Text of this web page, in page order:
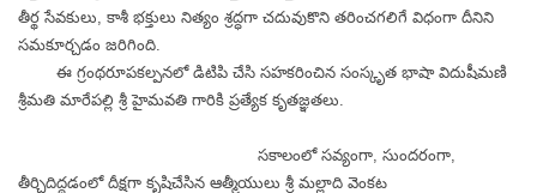
తీర్థ సేవకులు, కాశీ భక్తులు నిత్యం శ్రద్ధగా చదువుకొని తరించగలిగే విధంగా దీనిని
సమకూర్చడం జరిగింది.
ఈ గ్రంథరూపకల్పనలో డిటిపి చేసి సహకరించిన సంస్కృత భాషా విదుషీమణి
శ్రీమతి మారేపల్లి శ్రీ హైమవతి గారికి ప్రత్యేక కృతజ్ఞతలు.
సకాలంలో సవ్యంగా, సుందరంగా,
తీర్చిదిద్దడంలో దీక్షగా కృషిచేసిన ఆత్మీయులు శ్రీ మల్లాది వెంకట